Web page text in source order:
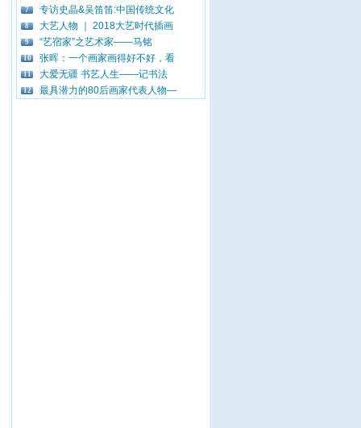
7 专访史晶&吴笛笛:中国传统文化
8 大艺人物 ｜ 2018大艺时代插画
9 “艺宿家”之艺术家——马铭
10 张晖：一个画家画得好不好，看
11 大爱无疆 书艺人生——记书法
12 最具潜力的80后画家代表人物—